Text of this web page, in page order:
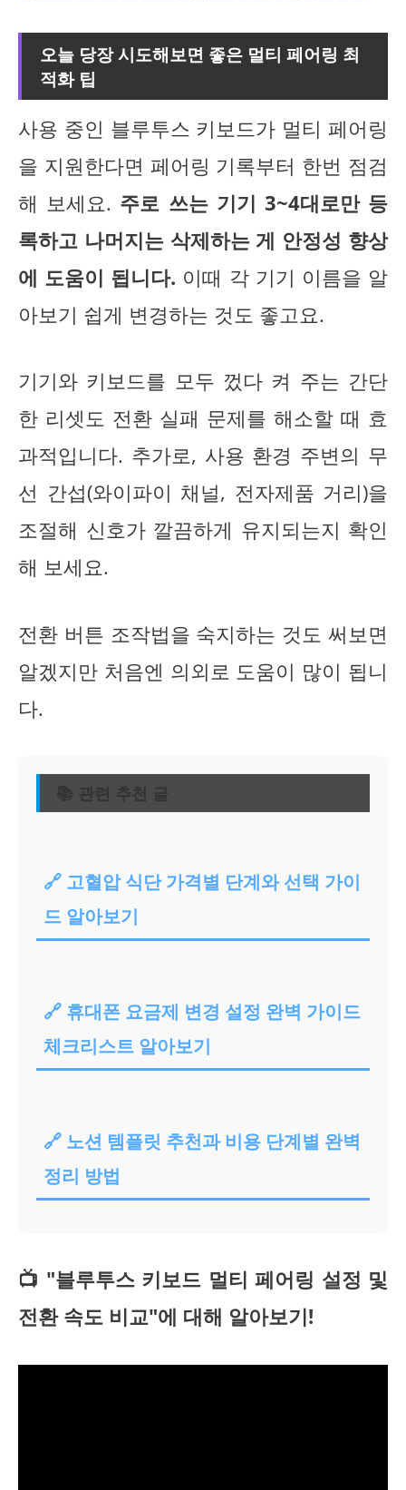
오늘 당장 시도해보면 좋은 멀티 페어링 최
적화 팁
사용 중인 블루투스 키보드가 멀티 페어링
을 지원한다면 페어링 기록부터 한번 점검
해 보세요. 주로 쓰는 기기 3~4대로만 등
록하고 나머지는 삭제하는 게 안정성 향상
에 도움이 됩니다. 이때 각 기기 이름을 알
아보기 쉽게 변경하는 것도 좋고요.
기기와 키보드를 모두 껐다 켜 주는 간단
한 리셋도 전환 실패 문제를 해소할 때 효
과적입니다. 추가로, 사용 환경 주변의 무
선 간섭(와이파이 채널, 전자제품 거리)을
조절해 신호가 깔끔하게 유지되는지 확인
해 보세요.
전환 버튼 조작법을 숙지하는 것도 써보면
알겠지만 처음엔 의외로 도움이 많이 됩니
다.
📚 관련 추천 글
🔗 고혈압 식단 가격별 단계와 선택 가이
드 알아보기
🔗 휴대폰 요금제 변경 설정 완벽 가이드
체크리스트 알아보기
🔗 노션 템플릿 추천과 비용 단계별 완벽
정리 방법
📺 "블루투스 키보드 멀티 페어링 설정 및
전환 속도 비교"에 대해 알아보기!